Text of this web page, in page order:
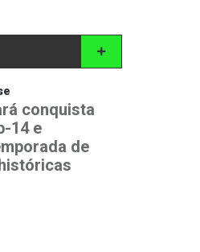
conquista
14 e
de